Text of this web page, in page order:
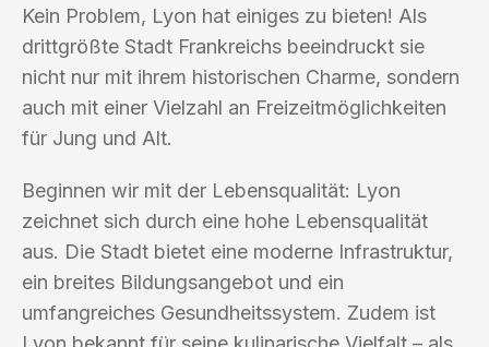
Kein Problem, Lyon hat einiges zu bieten! Als
drittgrößte Stadt Frankreichs beeindruckt sie
nicht nur mit ihrem historischen Charme, sondern
auch mit einer Vielzahl an Freizeitmöglichkeiten
für Jung und Alt.
Beginnen wir mit der Lebensqualität: Lyon
zeichnet sich durch eine hohe Lebensqualität
aus. Die Stadt bietet eine moderne Infrastruktur,
ein breites Bildungsangebot und ein
umfangreiches Gesundheitssystem. Zudem ist